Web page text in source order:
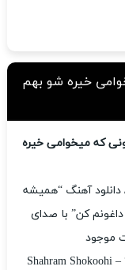
خیره شو بهم
که میخوامی خیره
آهنگ “همیشه
کن” با صدای
موجود
Shahram Shokoohi